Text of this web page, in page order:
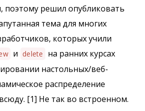
поэтому решил опубликовать
тема для многих
которых учили
и delete
на ранних курсах
настольных/веб-
распределение
[1] Не так во встроенном.